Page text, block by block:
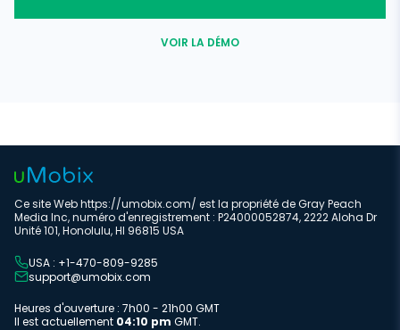
VOIR LA DÉMO
Ce site Web https://umobix.com/ est la propriété de Gray Peach
Media Inc, numéro d'enregistrement : P24000052874, 2222 Aloha Dr
Unité 101, Honolulu, HI 96815 USA
USA : +1-470-809-9285
support@umobix.com
Heures d'ouverture : 7h00 - 21h00 GMT
Il est actuellement 04:10 pm GMT.